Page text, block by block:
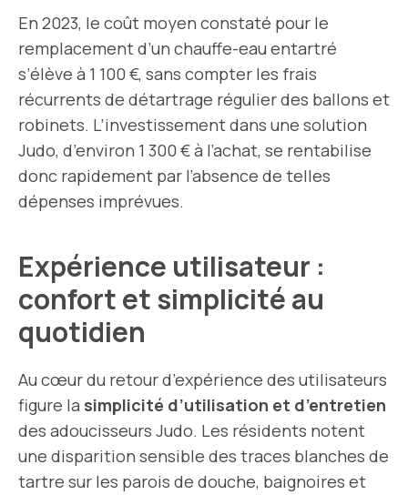
En 2023, le coût moyen constaté pour le
remplacement d’un chauffe-eau entartré
s’élève à 1 100 €, sans compter les frais
récurrents de détartrage régulier des ballons et
robinets. L’investissement dans une solution
Judo, d’environ 1 300 € à l’achat, se rentabilise
donc rapidement par l’absence de telles
dépenses imprévues.
Expérience utilisateur :
confort et simplicité au
quotidien
Au cœur du retour d’expérience des utilisateurs
figure la simplicité d’utilisation et d’entretien
des adoucisseurs Judo. Les résidents notent
une disparition sensible des traces blanches de
tartre sur les parois de douche, baignoires et